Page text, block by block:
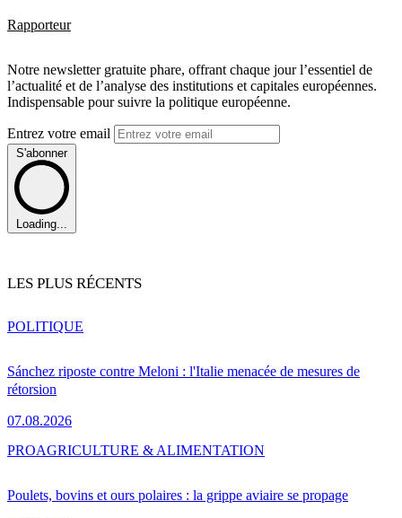
Rapporteur
Notre newsletter gratuite phare, offrant chaque jour l’essentiel de
l’actualité et de l’analyse des institutions et capitales européennes.
Indispensable pour suivre la politique européenne.
Entrez votre email
S'abonner
Loading...
LES PLUS RÉCENTS
Sánchez riposte contre Meloni : l'Italie menacée de mesures de
rétorsion
07.08.2026
POLITIQUE
Poulets, bovins et ours polaires : la grippe aviaire se propage
PROAGRICULTURE & ALIMENTATION